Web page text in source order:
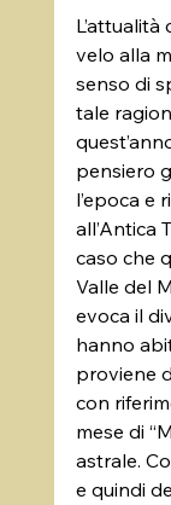
velo alla
senso di
tale
pensiero
l’epoca e
all’Antica
caso che
Valle del
evoca il
hanno
proviene
con
mese di
astrale.
e quindi